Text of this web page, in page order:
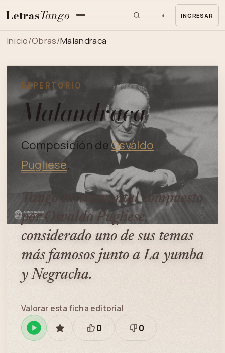
LetrasTango ◐ INGRESAR
Inicio/Obras/Malandraca
REPERTORIO
Malandraca
Composición deOsvaldo
Pugliese.
Tango instrumental compuesto
por Osvaldo Pugliese,
considerado uno de sus temas
más famosos junto a La yumba
y Negracha.
ReproducirGUARDAR
Valorar esta ficha editorial
Está
0
Necesita
0